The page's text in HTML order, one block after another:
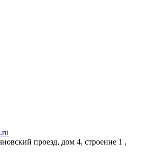
проезд, дом 4, строение 1 ,